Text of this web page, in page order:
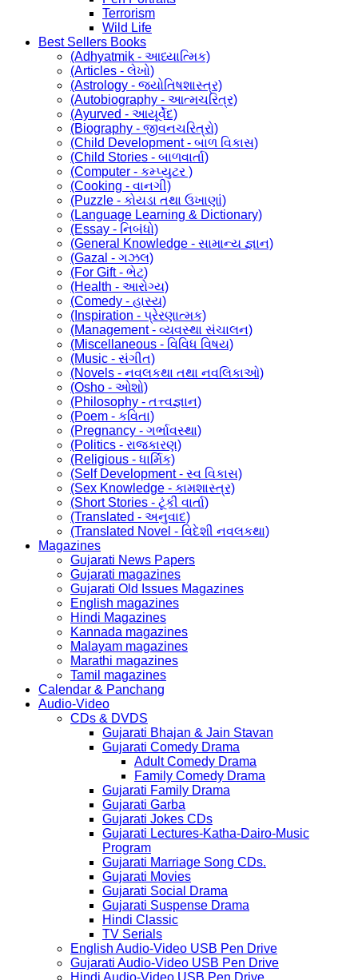
Terrorism
Wild Life
Best Sellers Books
(Adhyatmik - આધ્યાત્મિક)
(Articles - લેખો)
(Astrology - જ્યોતિષશાસ્ત્ર)
(Autobiography - આત્મચરિત્ર)
(Ayurved - આયૂર્વેદ)
(Biography - જીવનચરિત્રો)
(Child Development - બાળ વિકાસ)
(Child Stories - બાળવાર્તા)
(Computer - કમ્પ્યુટર )
(Cooking - વાનગી)
(Puzzle - કોયડા તથા ઉખાણાં)
(Language Learning & Dictionary)
(Essay - નિબંધો)
(General Knowledge - સામાન્ય જ્ઞાન)
(Gazal - ગઝલ)
(For Gift - ભેટ)
(Health - આરોગ્ય)
(Comedy - હાસ્ય)
(Inspiration - પ્રેરણાત્મક)
(Management - વ્યવસ્થા સંચાલન)
(Miscellaneous - વિવિધ વિષય)
(Music - સંગીત)
(Novels - નવલકથા તથા નવલિકાઓ)
(Osho - ઓશો)
(Philosophy - તત્ત્વજ્ઞાન)
(Poem - કવિતા)
(Pregnancy - ગર્ભાવસ્થા)
(Politics - રાજકારણ)
(Religious - ધાર્મિક)
(Self Development - સ્વ વિકાસ)
(Sex Knowledge - કામશાસ્ત્ર)
(Short Stories - ટૂંકી વાર્તા)
(Translated - અનુવાદ)
(Translated Novel - વિદેશી નવલકથા)
Magazines
Gujarati News Papers
Gujarati magazines
Gujarati Old Issues Magazines
English magazines
Hindi Magazines
Kannada magazines
Malayam magazines
Marathi magazines
Tamil magazines
Calendar & Panchang
Audio-Video
CDs & DVDS
Gujarati Bhajan & Jain Stavan
Gujarati Comedy Drama
Adult Comedy Drama
Family Comedy Drama
Gujarati Family Drama
Gujarati Garba
Gujarati Jokes CDs
Gujarati Lectures-Katha-Dairo-Music
Program
Gujarati Marriage Song CDs.
Gujarati Movies
Gujarati Social Drama
Gujarati Suspense Drama
Hindi Classic
TV Serials
English Audio-Video USB Pen Drive
Gujarati Audio-Video USB Pen Drive